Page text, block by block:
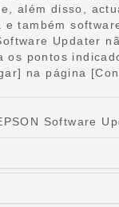
além disso,
e também
Updater
os pontos
na página
Software